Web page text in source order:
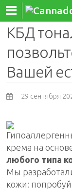
КБД
Вашей
29 сентября
крема на
любого типа
Мы
кожи: